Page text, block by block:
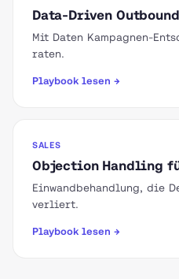
Data-Driven
Mit Daten Kampagnen-
raten.
Playbook lesen →
SALES
Objection Handling
Einwandbehandlung, die
verliert.
Playbook lesen →